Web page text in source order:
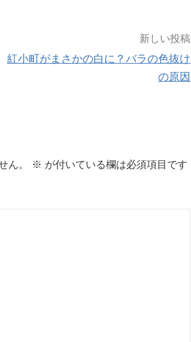
新しい投稿
紅小町がまさかの白に？バラの色抜け
の原因
。 ※ が付いている欄は必須項目です